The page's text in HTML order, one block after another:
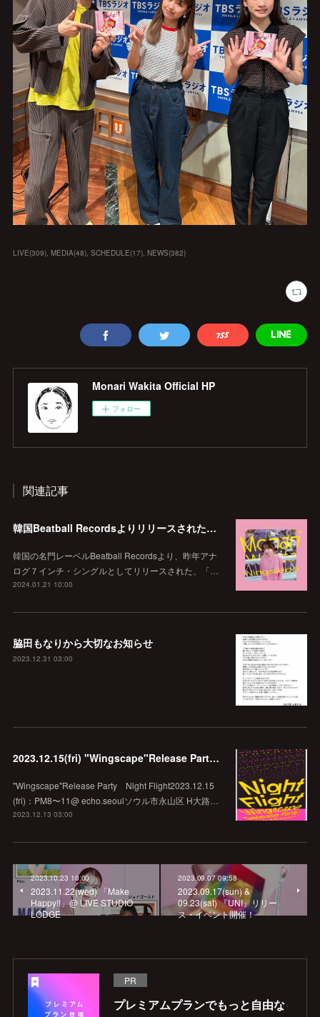
LIVE(309) MEDIA(48) SCHEDULE(17) NEWS(382)
Monari Wakita Official HP
フォロー
関連記事
韓国Beatball Recordsよりリリースされた「WINGSCAPE」（Korean ver.）VIVID SOUNDで、1/28(日)発売決定！
韓国の名門レーベルBeatball Recordsより、昨年アナ
ログ７インチ・シングルとしてリリースされた、「…
2024.01.21 10:00
脇田もなりから大切なお知らせ
2023.12.31 03:00
2023.12.15(fri) "Wingscape"Release Party Night Flight @echo.seoul
"Wingscape"Release Party Night Flight2023.12.15
(fri)：PM8〜11@ echo.seoulソウル市永山区 H大路…
2023.12.13 03:00
2023.10.23 10:00
2023.11.22(wed) 「Make
Happy!!」@ LIVE STUDIO
LODGE
2023.09.07 09:58
2023.09.17(sun) &
09.23(sat) 『UNI』リリー
ス・イベント開催！
PR
プレミアムプランでもっと自由な